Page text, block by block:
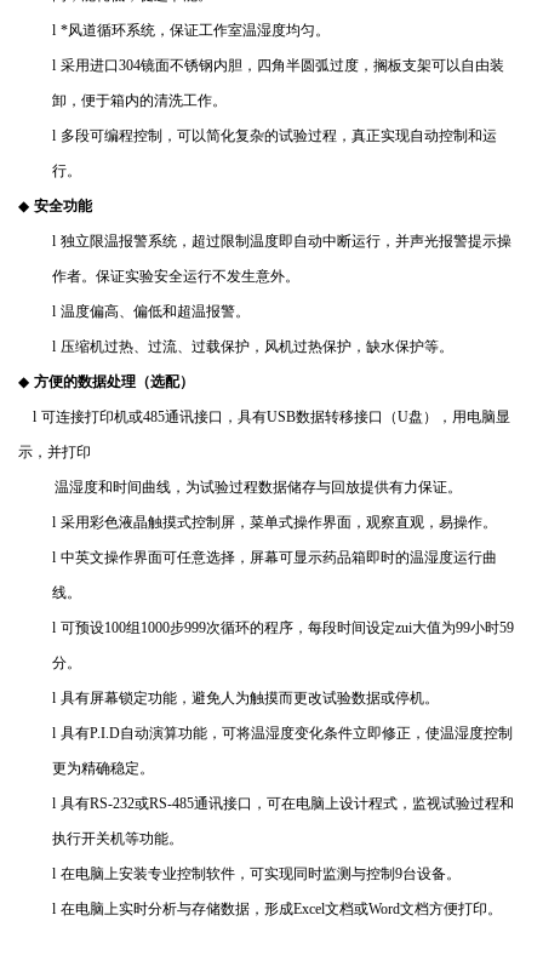
l *风道循环系统，保证工作室温湿度均匀。
l 采用进口304镜面不锈钢内胆，四角半圆弧过度，搁板支架可以自由装
卸，便于箱内的清洗工作。
l 多段可编程控制，可以简化复杂的试验过程，真正实现自动控制和运
行。
◆ 安全功能
l 独立限温报警系统，超过限制温度即自动中断运行，并声光报警提示操
作者。保证实验安全运行不发生意外。
l 温度偏高、偏低和超温报警。
l 压缩机过热、过流、过载保护，风机过热保护，缺水保护等。
◆ 方便的数据处理（选配）
l 可连接打印机或485通讯接口，具有USB数据转移接口（U盘），用电脑显
示，并打印
温湿度和时间曲线，为试验过程数据储存与回放提供有力保证。
l 采用彩色液晶触摸式控制屏，菜单式操作界面，观察直观，易操作。
l 中英文操作界面可任意选择，屏幕可显示药品箱即时的温湿度运行曲
线。
l 可预设100组1000步999次循环的程序，每段时间设定zui大值为99小时59
分。
l 具有屏幕锁定功能，避免人为触摸而更改试验数据或停机。
l 具有P.I.D自动演算功能，可将温湿度变化条件立即修正，使温湿度控制
更为精确稳定。
l 具有RS-232或RS-485通讯接口，可在电脑上设计程式，监视试验过程和
执行开关机等功能。
l 在电脑上安装专业控制软件，可实现同时监测与控制9台设备。
l 在电脑上实时分析与存储数据，形成Excel文档或Word文档方便打印。